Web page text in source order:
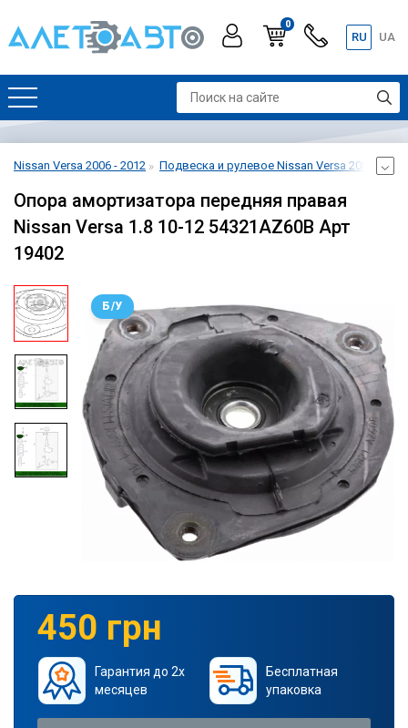
0
RU UA
Nissan Versa 2006 - 2012 Подвеска и рулевое Nissan Versa 2006 - 2012
Опора амортизатора передняя правая
Nissan Versa 1.8 10-12 54321AZ60B Арт
19402
Б/У
450 грн
Гарантия до 2х
месяцев
Бесплатная
упаковка